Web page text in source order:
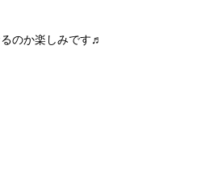
のか楽しみです♬